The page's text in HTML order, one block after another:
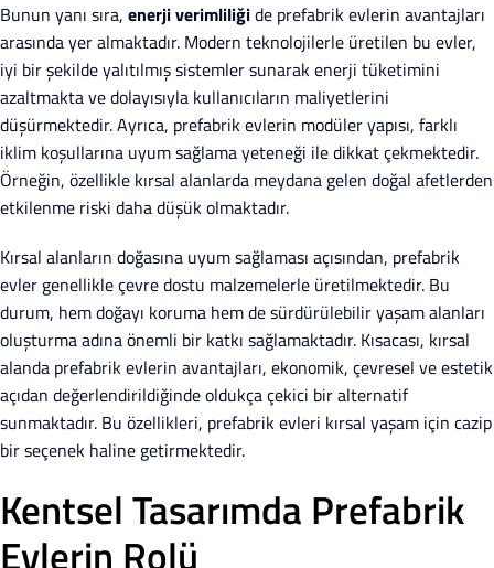
Bunun yanı sıra, enerji verimliliğide prefabrik evlerin avantajları
arasında yer almaktadır. Modern teknolojilerle üretilen bu evler,
iyi bir şekilde yalıtılmış sistemler sunarak enerji tüketimini
azaltmakta ve dolayısıyla kullanıcıların maliyetlerini
düşürmektedir. Ayrıca, prefabrik evlerin modüler yapısı, farklı
iklim koşullarına uyum sağlama yeteneği ile dikkat çekmektedir.
Örneğin, özellikle kırsal alanlarda meydana gelen doğal afetlerden
etkilenme riski daha düşük olmaktadır.
Kırsal alanların doğasına uyum sağlaması açısından, prefabrik
evler genellikle çevre dostu malzemelerle üretilmektedir. Bu
durum, hem doğayı koruma hem de sürdürülebilir yaşam alanları
oluşturma adına önemli bir katkı sağlamaktadır. Kısacası, kırsal
alanda prefabrik evlerin avantajları, ekonomik, çevresel ve estetik
açıdan değerlendirildiğinde oldukça çekici bir alternatif
sunmaktadır. Bu özellikleri, prefabrik evleri kırsal yaşam için cazip
bir seçenek haline getirmektedir.
Kentsel Tasarımda Prefabrik
Evlerin Rolü